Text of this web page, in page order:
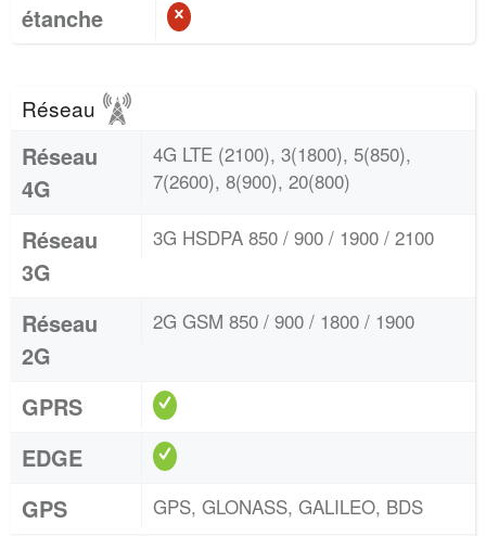
étanche
Réseau
Réseau
4G
4G LTE (2100), 3(1800), 5(850),
7(2600), 8(900), 20(800)
Réseau
3G
3G HSDPA 850 / 900 / 1900 / 2100
Réseau
2G
2G GSM 850 / 900 / 1800 / 1900
GPRS
EDGE
GPS
GPS, GLONASS, GALILEO, BDS